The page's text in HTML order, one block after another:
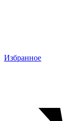
Избранное